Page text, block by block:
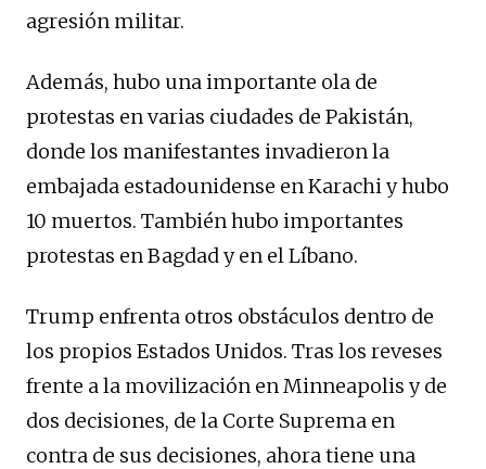
agresión militar.
Además, hubo una importante ola de
protestas en varias ciudades de Pakistán,
donde los manifestantes invadieron la
embajada estadounidense en Karachi y hubo
10 muertos. También hubo importantes
protestas en Bagdad y en el Líbano.
Trump enfrenta otros obstáculos dentro de
los propios Estados Unidos. Tras los reveses
frente a la movilización en Minneapolis y de
dos decisiones, de la Corte Suprema en
contra de sus decisiones, ahora tiene una